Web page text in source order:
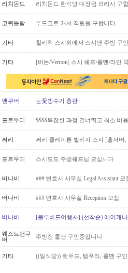
리치몬드 리치몬드 한식당 대장금 요리사 구
코퀴틀람 푸드코트 캐셔 직원을 구합니다.
기타 칠리왁 스시와에서 스시맨 주방 구
기타 [버논/Vernon] 스시 쉐프/롤맨/라인
밴쿠버 눈꽃빙수기 총판
포트무디 $$$$복잡한 과정 건너뛰고 최소 비
써리 써리 클레이튼 빌리지 스시 [홀서버
포트무디 스시모도 주방쉐프님 모십니다
버나비 ### 변호사 사무실 Legal Assistant 모
버나비 ### 변호사 사무실 Reception 모집
버나비 [블루버드여행사] (선착순) 에어캐
웨스트밴쿠
버
주방장 롤맨 구인중입니다
기타 ((일식당)) 핫푸드, 템푸라, 롤맨 구